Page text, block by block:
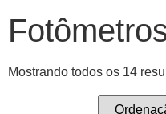
Mostrando todos os 14